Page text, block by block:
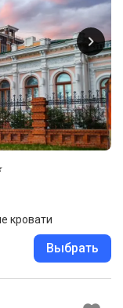
кровати
Выбрать